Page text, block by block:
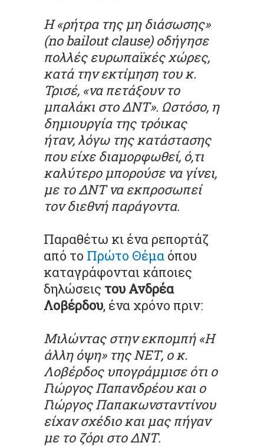
Η «ρήτρα της μη διάσωσης»
(no bailout clause) οδήγησε
πολλές ευρωπαϊκές χώρες,
κατά την εκτίμηση του κ.
Τρισέ, «να πετάξουν το
μπαλάκι στο ΔΝΤ». Ωστόσο, η
δημιουργία της τρόικας
ήταν, λόγω της κατάστασης
που είχε διαμορφωθεί, ό,τι
καλύτερο μπορούσε να γίνει,
με το ΔΝΤ να εκπροσωπεί
τον διεθνή παράγοντα.
Παραθέτω κι ένα ρεπορτάζ
από το Πρώτο Θέμα όπου
καταγράφονται κάποιες
δηλώσεις του Ανδρέα
Λοβέρδου, ένα χρόνο πριν:
Μιλώντας στην εκπομπή «Η
άλλη όψη» της ΝΕΤ, ο κ.
Λοβέρδος υπογράμμισε ότι ο
Γιώργος Παπανδρέου και ο
Γιώργος Παπακωνσταντίνου
είχαν σχέδιο και μας πήγαν
με το ζόρι στο ΔΝΤ.